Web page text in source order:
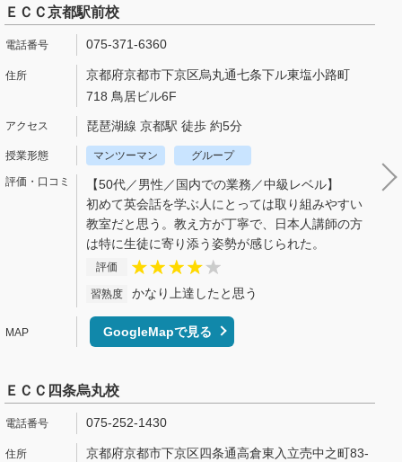
ＥＣＣ京都駅前校
075-371-6360
京都府京都市下京区烏丸通七条下ル東塩小路町
718 鳥居ビル6F
琵琶湖線 京都駅 徒歩 約5分
マンツーマン グループ
【50代／男性／国内での業務／中級レベル】
初めて英会話を学ぶ人にとっては取り組みやすい
教室だと思う。教え方が丁寧で、日本人講師の方
は特に生徒に寄り添う姿勢が感じられた。
評価
習熟度 かなり上達したと思う
GoogleMapで見る
ＥＣＣ四条烏丸校
075-252-1430
京都府京都市下京区四条通高倉東入立売中之町83-